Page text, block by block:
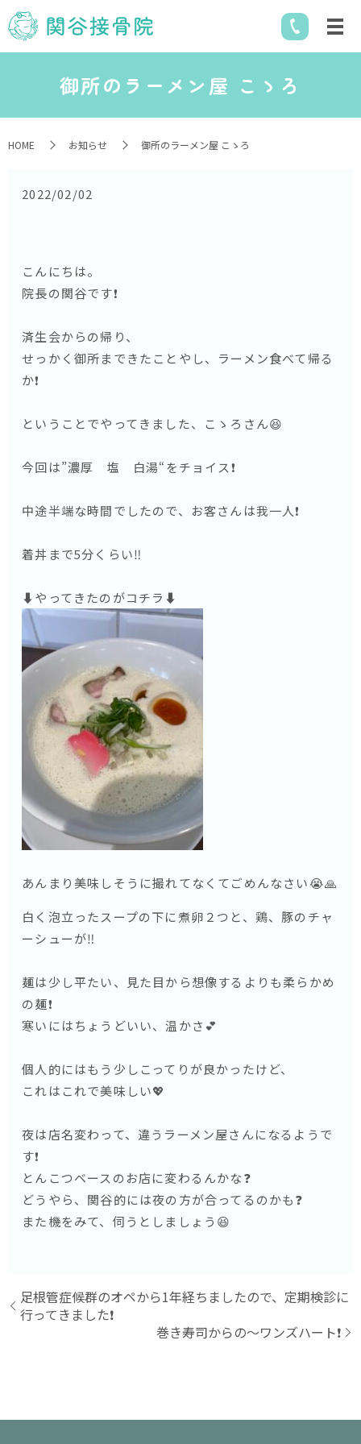
御所のラーメン屋 こゝろ
HOME お知らせ 御所のラーメン屋 こゝろ
2022/02/02
こんにちは。
院長の関谷です❗️
済生会からの帰り、
せっかく御所まできたことやし、ラーメン食べて帰る
か❗️
ということでやってきました、こゝろさん😆
今回は”濃厚 塩 白湯“をチョイス❗️
中途半端な時間でしたので、お客さんは我一人❗️
着丼まで5分くらい‼️
⬇️やってきたのがコチラ⬇️
あんまり美味しそうに撮れてなくてごめんなさい😭🙏
白く泡立ったスープの下に煮卵２つと、鶏、豚のチャ
ーシューが‼️
麺は少し平たい、見た目から想像するよりも柔らかめ
の麺❗️
寒いにはちょうどいい、温かさ💕
個人的にはもう少しこってりが良かったけど、
これはこれで美味しい💖
夜は店名変わって、違うラーメン屋さんになるようで
す❗️
とんこつベースのお店に変わるんかな❓
どうやら、関谷的には夜の方が合ってるのかも❓
また機をみて、伺うとしましょう😆
足根管症候群のオペから1年経ちましたので、定期検診に
行ってきました❗️
巻き寿司からの〜ワンズハート❗️